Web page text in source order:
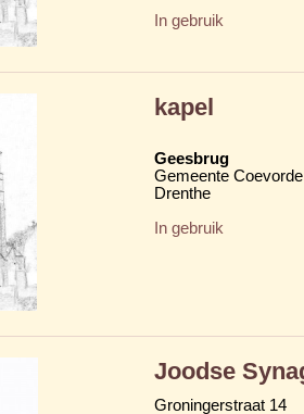
In gebruik
kapel
Geesbrug
Gemeente
Drenthe
In gebruik
Joodse
Groningerstraat 14